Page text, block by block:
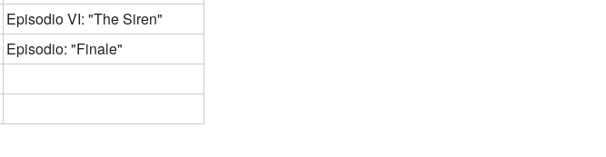
Episodio VI: "The Siren"
Episodio: "Finale"